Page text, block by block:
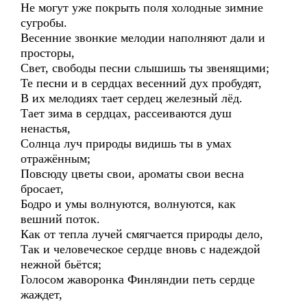
Не могут уже покрыть поля холодные зимние
сугробы.
Весенние звонкие мелодии наполняют дали и
просторы,
Свет, свободы песни слышишь ты звенящими;
Те песни и в сердцах весенний дух пробудят,
В их мелодиях тает сердец железный лёд.
Тает зима в сердцах, рассеиваются душ
ненастья,
Солнца луч природы видишь ты в умах
отражённым;
Повсюду цветы свои, ароматы свои весна
бросает,
Бодро и умы волнуются, волнуются, как
вешний поток.
Как от тепла лучей смягчается природы дело,
Так и человеческое сердце вновь с надеждой
нежной бьётся;
Голосом жаворонка Финляндии петь сердце
жаждет,